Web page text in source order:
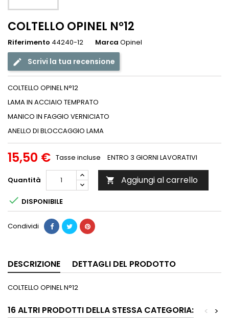
COLTELLO OPINEL N°12
Riferimento 44240-12 Marca Opinel
Scrivi la tua recensione
COLTELLO OPINEL N°12
LAMA IN ACCIAIO TEMPRATO
MANICO IN FAGGIO VERNICIATO
ANELLO DI BLOCCAGGIO LAMA
15,50 € Tasse incluse ENTRO 3 GIORNI LAVORATIVI
Quantità  Aggiungi al carrello
 DISPONIBILE
Condividi
DESCRIZIONE DETTAGLI DEL PRODOTTO
COLTELLO OPINEL N°12
16 ALTRI PRODOTTI DELLA STESSA CATEGORIA: >
<